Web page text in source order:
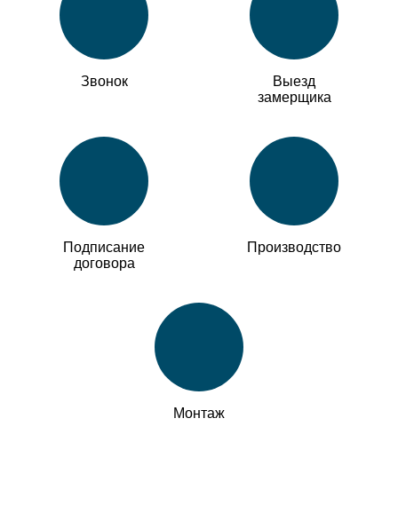
Звонок
Выезд
замерщика
Подписание
договора
Производство
Монтаж